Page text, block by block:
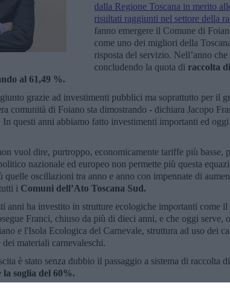
dalla Regione Toscana in merito
risultati raggiunti nel settore della
fanno emergere il Comune di
come uno dei migliori della
risposta del servizio. Nell’anno che
concludendo la quota di raccolta
al 61,49 %.
grazie ad investimenti pubblici ma soprattutto per il
comunità di Foiano sta dimostrando - dichiara Jacopo
questi anni abbiamo fatto investimenti importanti ed
vuol dire, purtroppo, economicamente tariffe più basse,
nazionale ed europeo non permette più questa
quelle oscillazioni tra anno e anno con impennate di
i Comuni dell’Ato Toscana Sud.
anni ha investito in strutture ecologiche importanti come il
Franci, chiuso da più di dieci anni, e che oggi serve,
e l'Isola Ecologica del Carnevale, struttura ad uso dei
materiali carnevaleschi.
è stato senza dubbio il passaggio a sistema di raccolta
la soglia del 60%.
dati, non nascondo che questa percentuale era il nostro